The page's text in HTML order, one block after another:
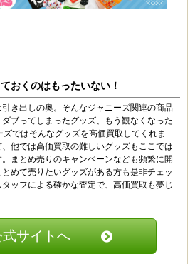
おくのはもったいない！
き出しの奥。そんなジャニーズ関連の商品
ブってしまったグッズ、もう観なくなった
ではそんなグッズを高価買取してくれま
他では高価買取の難しいグッズもここでは
まとめ売りのキャンペーンなども頻繁に開
めて売りたいグッズがある方も是非チェッ
ッフによる確かな査定で、高価買取も夢じ
式サイトへ